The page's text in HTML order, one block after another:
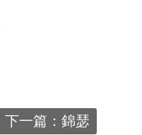
下一篇：錦瑟